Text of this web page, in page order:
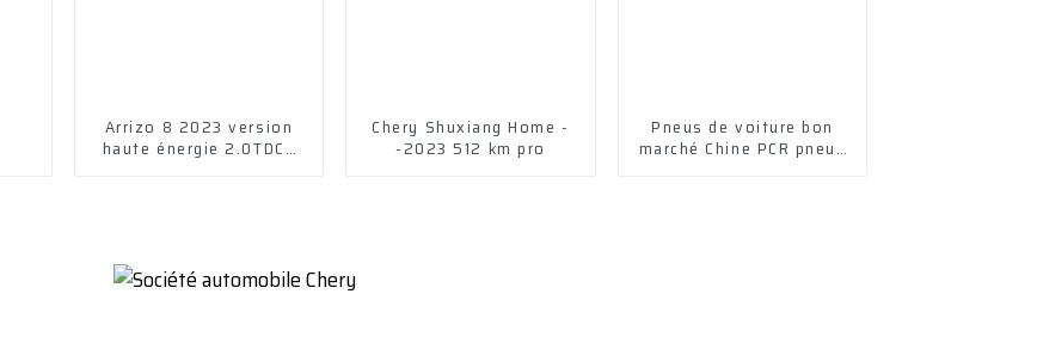
Arrizo 8 2023 version
haute énergie 2.0TDCT
Chery Shuxiang Home -
-2023 512 km pro
Pneus de voiture bon
marché Chine PCR pneus